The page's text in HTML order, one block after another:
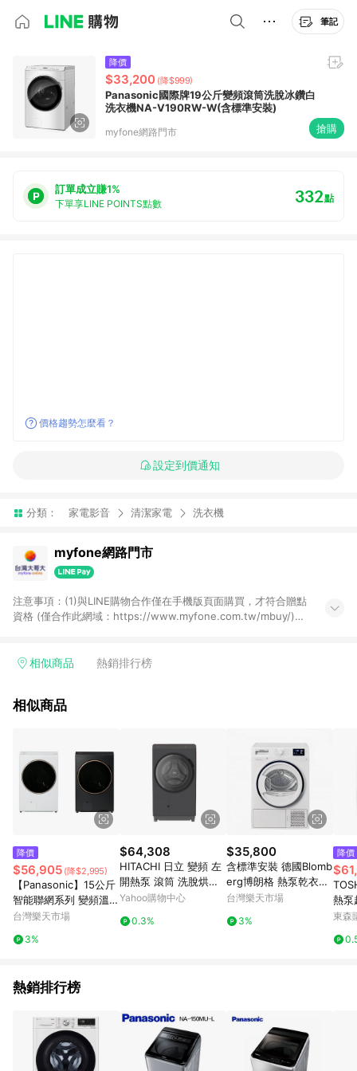
筆記
降價
$33,200 (降$999)
Panasonic國際牌19公斤變頻滾筒洗脫冰鑽白
洗衣機NA-V190RW-W(含標準安裝)
myfone網路門市 搶購
訂單成立賺1%
下單享LINE POINTS點數 332點
價格趨勢怎麼看？
設定到價通知
分類： 家電影音 清潔家電 洗衣機
myfone網路門市
注意事項：(1)與LINE購物合作僅在手機版頁面購買，才符合贈點
資格 (僅合作此網域：https://www.myfone.com.tw/mbuy/)，
車丟入商品，再走LINE購物流程至手機版結帳，不符合贈點回饋
格(4)需透過LINE購物前往並在同一瀏覽器於24小時內結帳才享有
不符，以myfone購物商品資訊頁及購物車標示為準。(6) 線上電
信申辦訂單不包括在回饋範圍內。
相似商品 熱銷排行榜
相似商品
降價
$56,905 (降$2,995)
【Panasonic】15公斤
智能聯網系列 變頻溫水
滾筒洗衣機(NA-V150R
台灣樂天市場
3%
$64,308
HITACHI 日立 變頻 左
開熱泵 滾筒 洗脫烘洗
衣機 BD-SZ150KJ-H
容量 8 kg
Yahoo購物中心
0.3%
$35,800
含標準安裝 德國Blomb
erg博朗格 熱泵乾衣機
8公斤 TPF8352WZ
台灣樂天市場
3%
降價
熱泵
滾筒
東森
熱銷排行榜